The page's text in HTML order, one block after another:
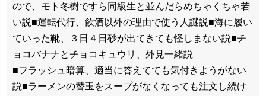
ので、モト冬樹ですら同級生と並んだらめちゃくちゃ若
い説■運転代行、飲酒以外の理由で使う人謎説■海に履い
ていった靴、３日４日砂が出てきても怪しまない説■チ
ョコバナナとチョコキュウリ、外見一緒説
■フラッシュ暗算、適当に答えてても気付きようがない
説■ラーメンの替玉をスープがなくなっても注文し続け